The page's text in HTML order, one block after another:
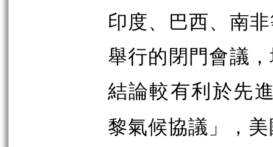
印度、巴西、南
舉行的閉門會議
結論較有利於先
黎氣候協議」，